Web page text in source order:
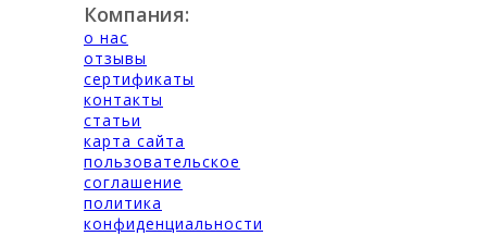
Компания:
о нас
отзывы
сертификаты
контакты
статьи
карта сайта
пользовательское
соглашение
политика
конфиденциальности